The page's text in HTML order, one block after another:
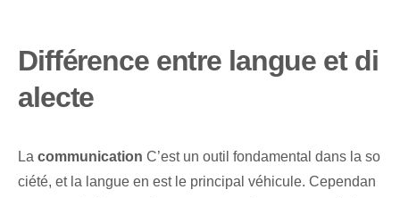
Différence entre langue et di
alecte
La communication C’est un outil fondamental dans la so
ciété, et la langue en est le principal véhicule. Cependan